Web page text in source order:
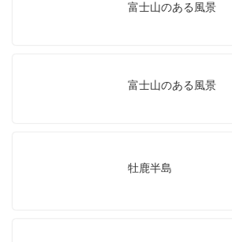
富士山のある風景
富士山のある風景
牡鹿半島